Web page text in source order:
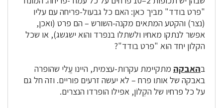
"פרט בודד" מביך כאן: האם כל גבעול-פריחה עם עליו
(נצר) והקטע המתאים מקנה-השורש – הם פרט (ואכן,
אפשר לנתקו מאחיו ולשתלו בנפרד והוא ישגשג), או שכל
הקלון יחד הוא "פרט בודד"?
בהאבקה מתקיימת עקרות-עצמית, היינו עֱלי שהופרה
באבקה של אותו פרח – לא יעשה זרעים פוריים. וזה חל גם
על כל פרחיו של הקְלוֹן, אפילו הופרדו הנצרים.